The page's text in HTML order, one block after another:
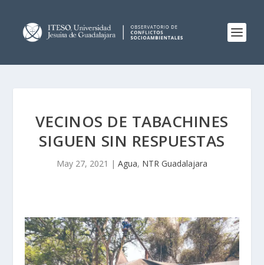
VECINOS DE TABACHINES
SIGUEN SIN RESPUESTAS
May 27, 2021 | Agua, NTR Guadalajara